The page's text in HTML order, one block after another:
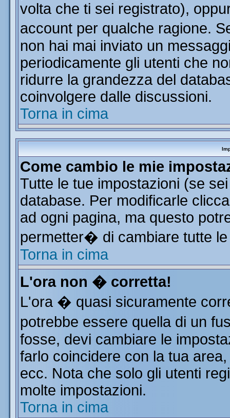
volta che ti sei registrato),
account per qualche ragione.
non hai mai inviato un
periodicamente gli utenti che
ridurre la grandezza del
coinvolgere dalle discussioni.
Torna in cima
Come cambio le mie
Tutte le tue impostazioni (se
database. Per modificarle
ad ogni pagina, ma questo
permetter� di cambiare tutte
Torna in cima
L'ora non � corretta!
L'ora � quasi sicuramente
potrebbe essere quella di un
fosse, devi cambiare le
farlo coincidere con la tua
ecc. Nota che solo gli utenti
molte impostazioni.
Torna in cima